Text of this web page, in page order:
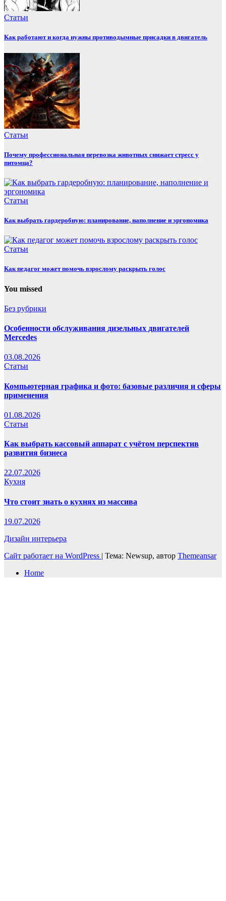
Статьи
Как работают и когда нужны противодымные присадки в двигатель
Статьи
Почему профессиональная перевозка животных снижает стресс у
питомца?
Статьи
Как выбрать гардеробную: планирование, наполнение и эргономика
Статьи
Как педагог может помочь взрослому раскрыть голос
You missed
Без рубрики
Особенности обслуживания дизельных двигателей
Mercedes
03.08.2026
Статьи
Компьютерная графика и фото: базовые различия и сферы
применения
01.08.2026
Статьи
Как выбрать кассовый аппарат с учётом перспектив
развития бизнеса
22.07.2026
Кухня
Что стоит знать о кухнях из массива
19.07.2026
Дизайн интерьера
Сайт работает на WordPress | Тема: Newsup, автор Themeansar
Home